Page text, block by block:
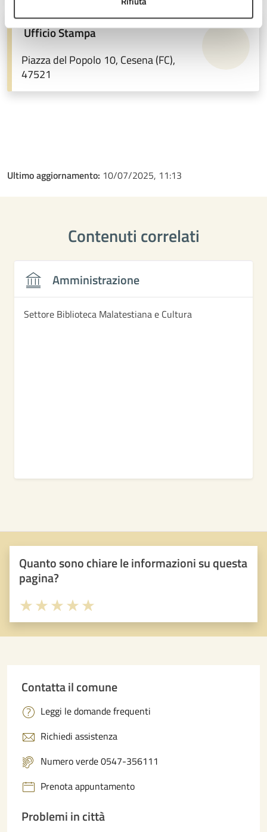
Ufficio Stampa
Piazza del Popolo 10, Cesena (FC),
47521
Ultimo aggiornamento: 10/07/2025, 11:13
Contenuti correlati
Amministrazione
Settore Biblioteca Malatestiana e Cultura
Quanto sono chiare le informazioni su questa
pagina?
Valuta 5 stelle su 5
Valuta 4 stelle su 5
Valuta 3 stelle su 5
Valuta 2 stelle su 5
Valuta 1 stelle su 5
Contatta il comune
Leggi le domande frequenti
Richiedi assistenza
Numero verde 0547-356111
Prenota appuntamento
Problemi in città